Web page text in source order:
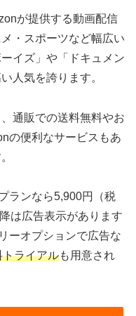
が提供する動画配信
・スポーツなど幅広い
イズ」や「ドキュメン
人気を誇ります。
通販での送料無料やお
の便利なサービスもあ
ランなら5,900円（税
は広告表示があります
ーオプションで広告な
ライアルも用意され